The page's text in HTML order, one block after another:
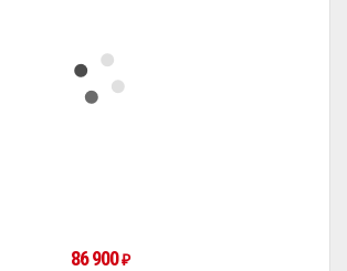
86 900₽